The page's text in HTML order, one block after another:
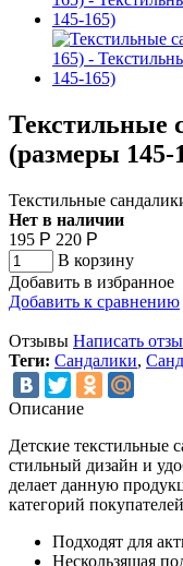
Текстильные
(размеры 145-
Текстильные
Нет в наличии
195 Р 220 Р
В корзину
Добавить в избранное
Добавить к сравнению
Отзывы Написать
Теги: Сандалики,
Описание
Детские текстильные
стильный дизайн и
делает данную
категорий
Подходят для
Нескользящая